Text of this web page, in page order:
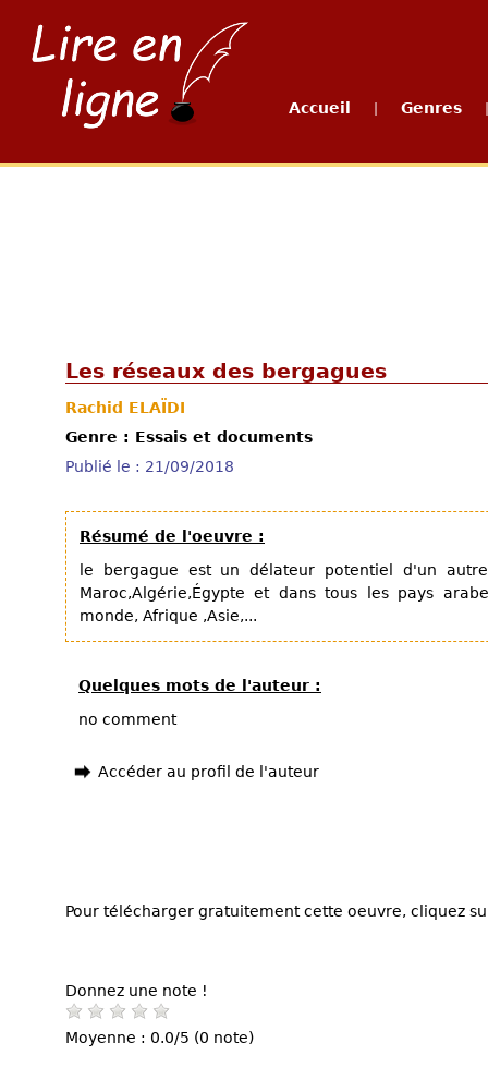
Accueil Genres
Les réseaux des bergagues
Rachid ELAÏDI
Genre : Essais et documents
Publié le : 21/09/2018
Résumé de l'oeuvre :
le bergague est un délateur potentiel d'un
Maroc,Algérie,Égypte et dans tous les pays
monde, Afrique ,Asie,...
Quelques mots de l'auteur :
no comment
Accéder au profil de l'auteur
Pour télécharger gratuitement cette oeuvre, cliquez
Donnez une note !
Moyenne : 0.0/5 (0 note)